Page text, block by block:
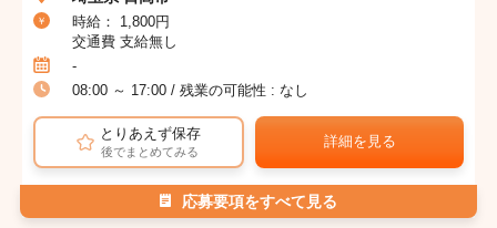
時給： 1,800円
交通費 支給無し
-
08:00 ～ 17:00 / 残業の可能性 : なし
とりあえず保存
後でまとめてみる
詳細を見る
応募要項をすべて見る